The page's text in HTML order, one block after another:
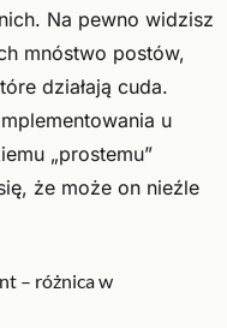
Na pewno widzisz
mnóstwo postów,
działają cuda.
u
„prostemu”
że może on nieźle
– różnica w